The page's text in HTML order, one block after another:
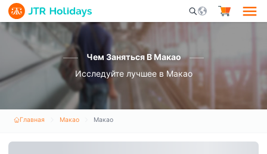
Mobile Search
Чем Заняться В Макао
Исследуйте лучшее в Макао
Главная Макао Макао